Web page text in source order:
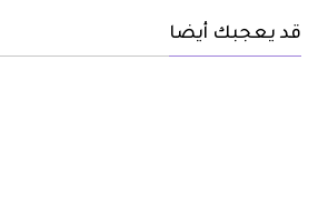
قد يعجبك أيضا